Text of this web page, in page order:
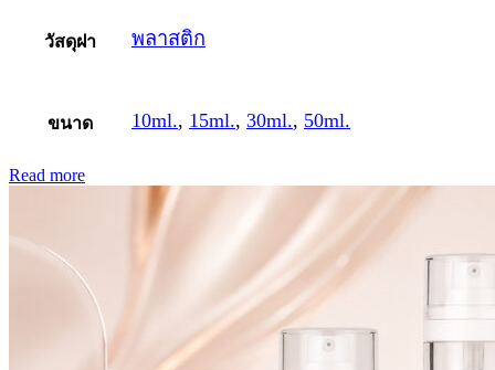
วัสดุฝา พลาสติก
ขนาด 10ml., 15ml., 30ml., 50ml.
Read more